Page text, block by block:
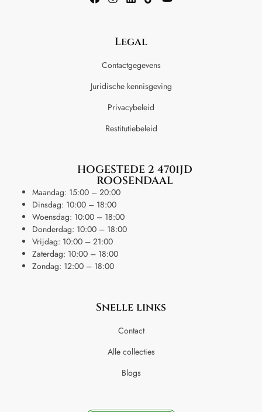
Legal
Contactgegevens
Juridische kennisgeving
Privacybeleid
Restitutiebeleid
HOGESTEDE 2 4701JD
ROOSENDAAL
Maandag: 15:00 – 20:00
Dinsdag: 10:00 – 18:00
Woensdag: 10:00 – 18:00
Donderdag: 10:00 – 18:00
Vrijdag: 10:00 – 21:00
Zaterdag: 10:00 – 18:00
Zondag: 12:00 – 18:00
Snelle links
Contact
Alle collecties
Blogs